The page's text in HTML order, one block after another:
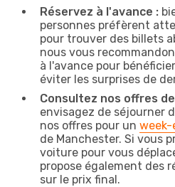
Réservez à l'avance :
personnes préfèrent
pour trouver des billets
nous vous
à l'avance pour
éviter les surprises de
Consultez nos offres
envisagez de séjourner
nos offres pour un week-
de Manchester. Si vous
voiture pour vous
propose également des
sur le prix final.